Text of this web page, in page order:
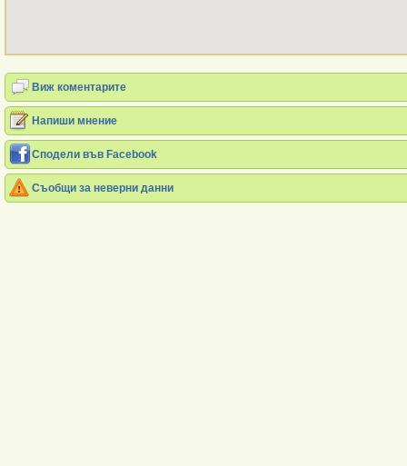
Виж коментарите
Напиши мнение
Сподели във Facebook
Съобщи за неверни данни